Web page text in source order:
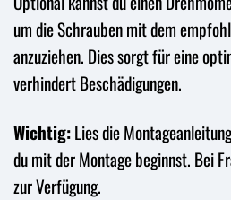
um die Schrauben mit dem
anzuziehen. Dies sorgt für eine
verhindert Beschädigungen.
Wichtig:Lies die
du mit der Montage beginnst. Bei
zur Verfügung.